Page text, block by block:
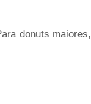
donuts maiores,